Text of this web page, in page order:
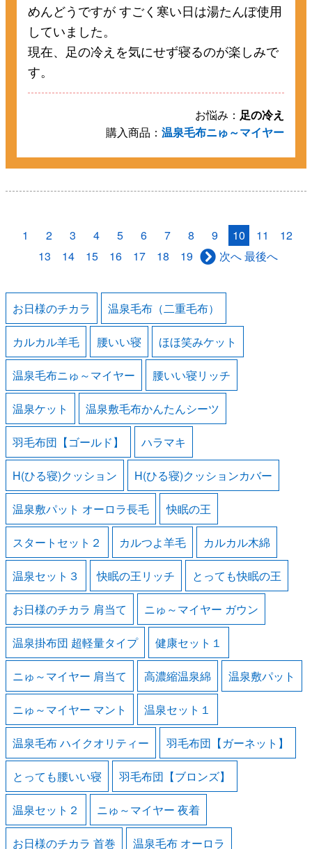
めんどうですが すごく寒い日は湯たんぽ使用
していました。
現在、足の冷えを気にせず寝るのが楽しみで
す。
お悩み： 足の冷え
購入商品： 温泉毛布ニゅ～マイヤー
1 2 3 4 5 6 7 8 9 10 11
12
13
14 15 16 17 18 19 次へ最後へ
お日様のチカラ 温泉毛布（二重毛布）
カルカル羊毛 腰いい寝 ほほ笑みケット
温泉毛布ニゅ～マイヤー 腰いい寝リッチ
温泉ケット 温泉敷毛布かんたんシーツ
羽毛布団【ゴールド】 ハラマキ
H(ひる寝)クッション H(ひる寝)クッションカバー
温泉敷パット オーロラ長毛 快眠の王
スタートセット２ カルつよ羊毛 カルカル木綿
温泉セット３ 快眠の王リッチ とっても快眠の王
お日様のチカラ 肩当て ニゅ～マイヤー ガウン
温泉掛布団 超軽量タイプ 健康セット１
ニゅ～マイヤー 肩当て 高濃縮温泉綿 温泉敷パット
ニゅ～マイヤー マント 温泉セット１
温泉毛布 ハイクオリティー 羽毛布団【ガーネット】
とっても腰いい寝 羽毛布団【ブロンズ】
温泉セット２ ニゅ～マイヤー 夜着
お日様のチカラ 首巻 温泉毛布 オーロラ